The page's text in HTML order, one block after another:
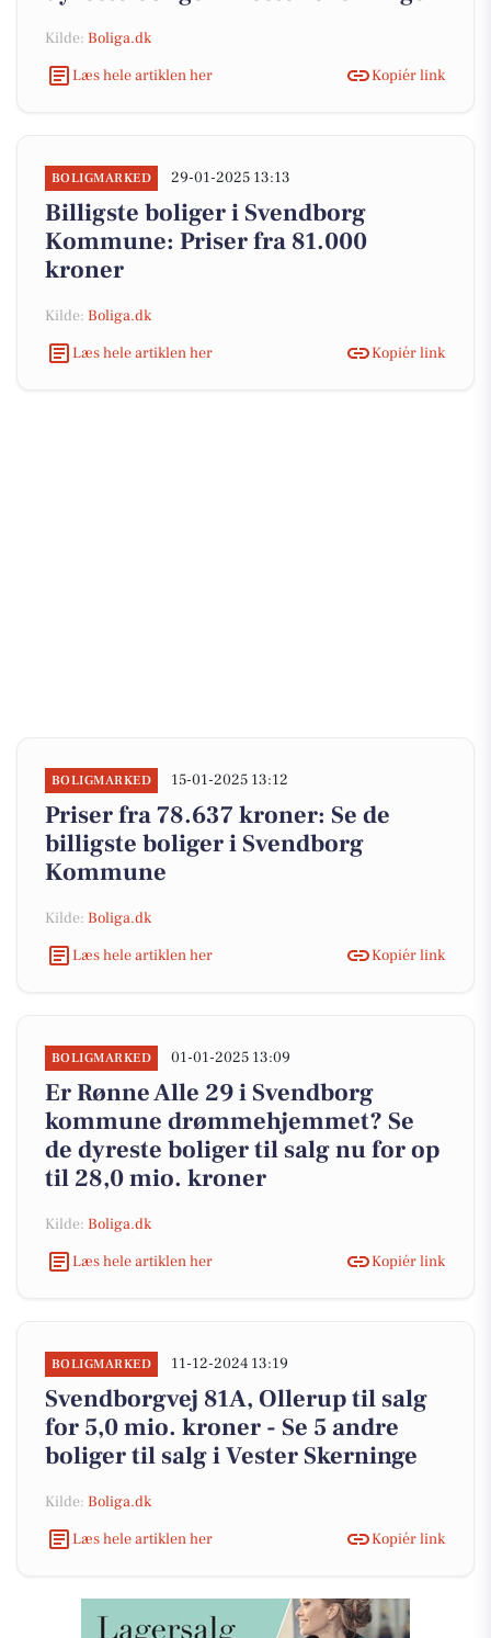
Kilde: Boliga.dk
Læs hele artiklen her
Kopiér link
BOLIGMARKED 29-01-2025 13:13
Billigste boliger i Svendborg
Kommune: Priser fra 81.000
kroner
Kilde: Boliga.dk
Læs hele artiklen her
Kopiér link
BOLIGMARKED 15-01-2025 13:12
Priser fra 78.637 kroner: Se de
billigste boliger i Svendborg
Kommune
Kilde: Boliga.dk
Læs hele artiklen her
Kopiér link
BOLIGMARKED 01-01-2025 13:09
Er Rønne Alle 29 i Svendborg
kommune drømmehjemmet? Se
de dyreste boliger til salg nu for op
til 28,0 mio. kroner
Kilde: Boliga.dk
Læs hele artiklen her
Kopiér link
BOLIGMARKED 11-12-2024 13:19
Svendborgvej 81A, Ollerup til salg
for 5,0 mio. kroner - Se 5 andre
boliger til salg i Vester Skerninge
Kilde: Boliga.dk
Læs hele artiklen her
Kopiér link